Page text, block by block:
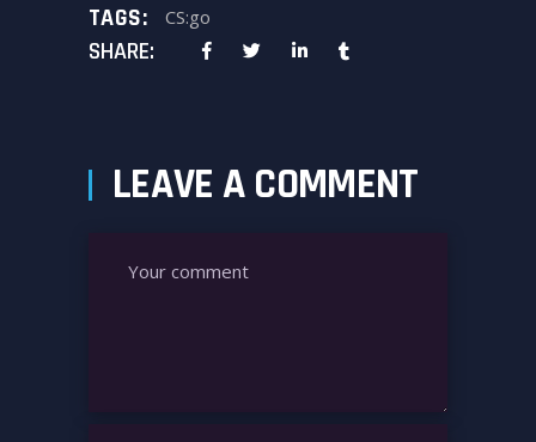
TAGS: CS:go
SHARE:
LEAVE A COMMENT